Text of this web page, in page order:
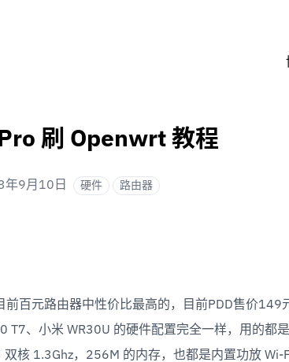
刷 Openwrt 教程
年9月10日 硬件 路由器
前百元路由器中性价比最高的，目前PDD售价149
T7、小米 WR30U 的硬件配置完全一样，用的都
核 1.3Ghz，256M 的内存，也都是内置功放 Wi-